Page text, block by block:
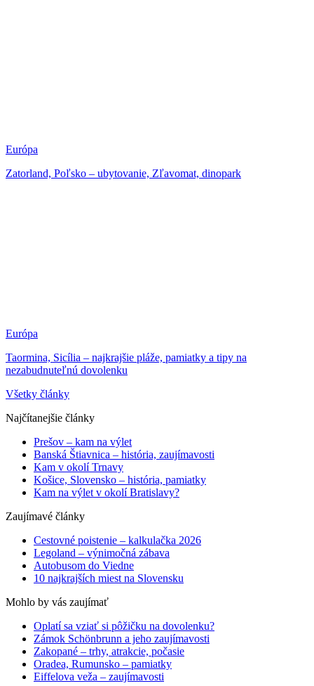
Európa
Zatorland, Poľsko – ubytovanie, Zľavomat, dinopark
Európa
Taormina, Sicília – najkrajšie pláže, pamiatky a tipy na
nezabudnuteľnú dovolenku
Všetky články
Najčítanejšie články
Prešov – kam na výlet
Banská Štiavnica – história, zaujímavosti
Kam v okolí Trnavy
Košice, Slovensko – história, pamiatky
Kam na výlet v okolí Bratislavy?
Zaujímavé články
Cestovné poistenie – kalkulačka 2026
Legoland – výnimočná zábava
Autobusom do Viedne
10 najkrajších miest na Slovensku
Mohlo by vás zaujímať
Oplatí sa vziať si pôžičku na dovolenku?
Zámok Schönbrunn a jeho zaujímavosti
Zakopané – trhy, atrakcie, počasie
Oradea, Rumunsko – pamiatky
Eiffelova veža – zaujímavosti